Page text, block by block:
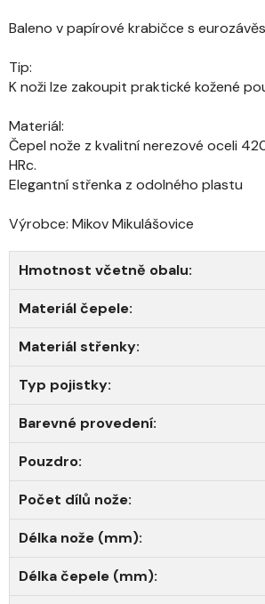
Baleno v papírové krabičce s
Tip:
K noži lze zakoupit praktické kožené
Materiál:
Čepel nože z kvalitní nerezové oceli
HRc.
Elegantní střenka z odolného plastu
Výrobce: Mikov Mikulášovice
Hmotnost včetně obalu:
Materiál čepele:
Materiál střenky:
Typ pojistky:
Barevné provedení:
Pouzdro:
Počet dílů nože:
Délka nože (mm):
Délka čepele (mm):